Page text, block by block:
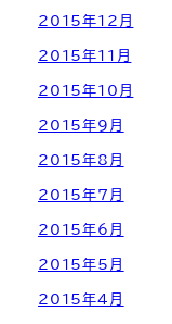
2015年12月
2015年11月
2015年10月
2015年9月
2015年8月
2015年7月
2015年6月
2015年5月
2015年4月